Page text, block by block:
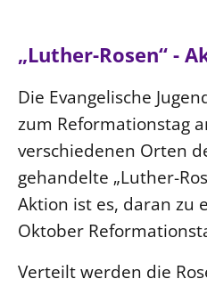
„Luther-Rosen“ -
Die Evangelische
zum Reformationstag
verschiedenen Orten
gehandelte „Luther-
Aktion ist es, daran zu
Oktober
Verteilt werden die